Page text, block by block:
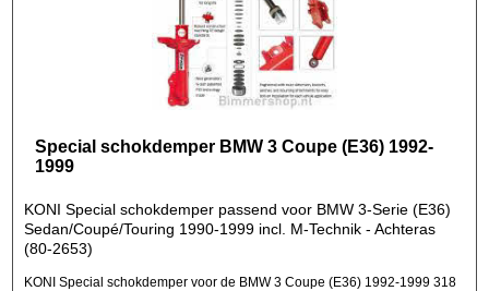
Special schokdemper BMW 3 Coupe (E36) 1992-
1999
KONI Special schokdemper passend voor BMW 3-Serie (E36)
Sedan/Coupé/Touring 1990-1999 incl. M-Technik - Achteras
(80-2653)
KONI Special schokdemper voor de BMW 3 Coupe (E36) 1992-1999 318